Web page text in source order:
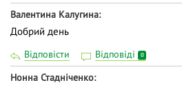
Валентина Калугина
Добрий день
Відповісти Відповіді 0
Нонна Стадніченко